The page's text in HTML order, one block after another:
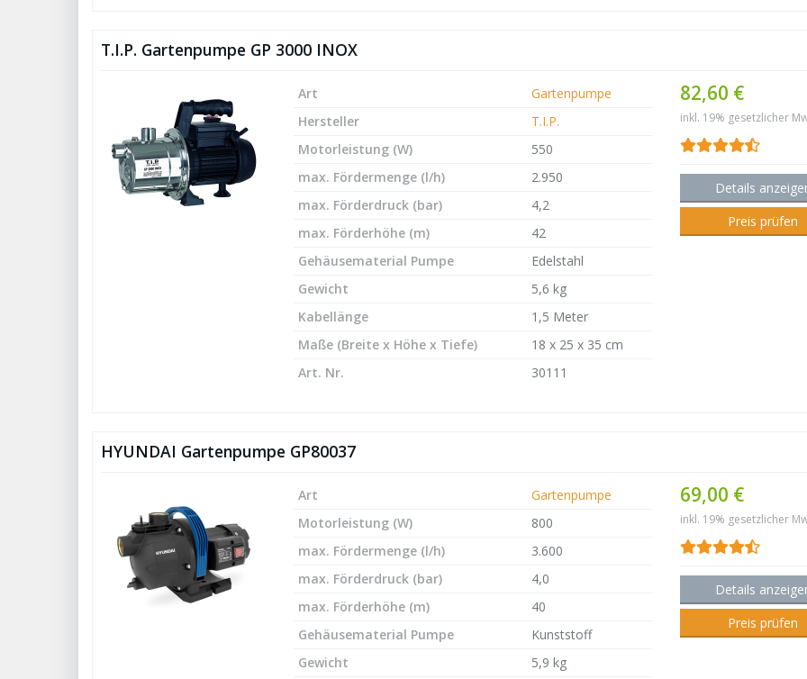
T.I.P. Gartenpumpe GP 3000 INOX
82,60 €
inkl. 19% gesetzlicher
Details
Preis prüfen
Art
Gartenpumpe
Hersteller
T.I.P.
Motorleistung (W)
550
max. Fördermenge (l/h)
2.950
max. Förderdruck (bar)
4,2
max. Förderhöhe (m)
42
Gehäusematerial Pumpe
Edelstahl
Gewicht
5,6 kg
Kabellänge
1,5 Meter
Maße (Breite x Höhe x Tiefe)
18 x 25 x 35 cm
Art. Nr.
30111
HYUNDAI Gartenpumpe GP80037
69,00 €
inkl. 19% gesetzlicher
Details
Preis prüfen
Art
Gartenpumpe
Motorleistung (W)
800
max. Fördermenge (l/h)
3.600
max. Förderdruck (bar)
4,0
max. Förderhöhe (m)
40
Gehäusematerial Pumpe
Kunststoff
Gewicht
5,9 kg